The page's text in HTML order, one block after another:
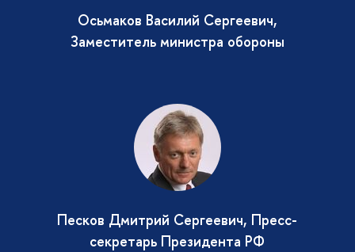
Осьмаков Василий Сергеевич,
Заместитель министра обороны
Песков Дмитрий Сергеевич, Пресс-
секретарь Президента РФ